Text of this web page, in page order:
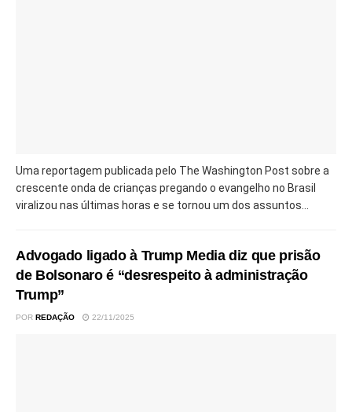
Uma reportagem publicada pelo The Washington Post sobre a
crescente onda de crianças pregando o evangelho no Brasil
viralizou nas últimas horas e se tornou um dos assuntos...
Advogado ligado à Trump Media diz que prisão
de Bolsonaro é “desrespeito à administração
Trump”
POR REDAÇÃO 22/11/2025